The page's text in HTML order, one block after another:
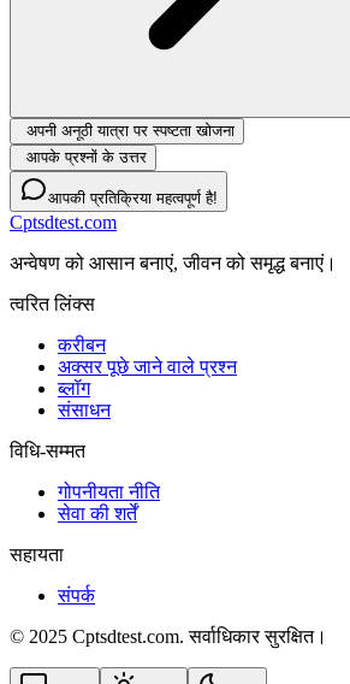
अपनी अनूठी यात्रा पर स्पष्टता खोजना
आपके प्रश्नों के उत्तर
आपकी प्रतिक्रिया महत्वपूर्ण है!
Cptsdtest.com
अन्वेषण को आसान बनाएं, जीवन को समृद्ध बनाएं।
त्वरित लिंक्स
करीबन
अक्सर पूछे जाने वाले प्रश्न
ब्लॉग
संसाधन
विधि-सम्‍मत
गोपनीयता नीति
सेवा की शर्तें
सहायता
संपर्क
© 2025 Cptsdtest.com. सर्वाधिकार सुरक्षित।